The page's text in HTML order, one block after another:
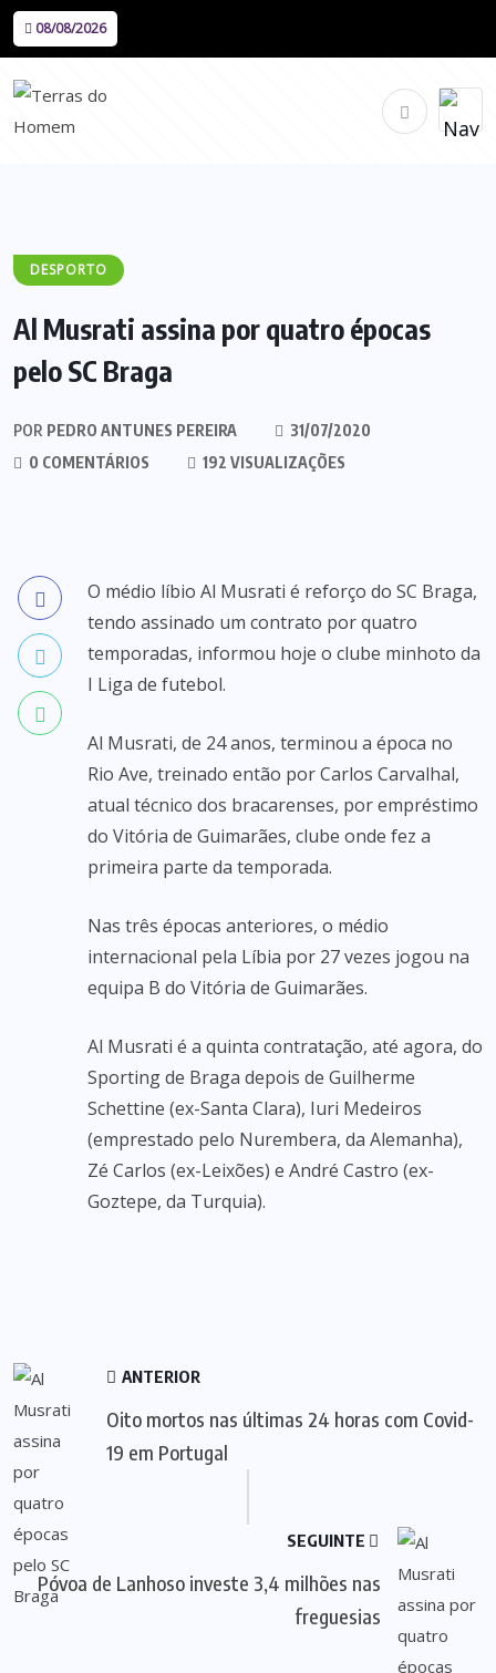
08/08/2026
DESPORTO
Al Musrati assina por quatro épocas
pelo SC Braga
POR PEDRO ANTUNES PEREIRA
31/07/2020
0 COMENTÁRIOS
192 VISUALIZAÇÕES
O médio líbio Al Musrati é reforço do SC Braga,
tendo assinado um contrato por quatro
temporadas, informou hoje o clube minhoto da
I Liga de futebol.
Al Musrati, de 24 anos, terminou a época no
Rio Ave, treinado então por Carlos Carvalhal,
atual técnico dos bracarenses, por empréstimo
do Vitória de Guimarães, clube onde fez a
primeira parte da temporada.
Nas três épocas anteriores, o médio
internacional pela Líbia por 27 vezes jogou na
equipa B do Vitória de Guimarães.
Al Musrati é a quinta contratação, até agora, do
Sporting de Braga depois de Guilherme
Schettine (ex-Santa Clara), Iuri Medeiros
(emprestado pelo Nurembera, da Alemanha),
Zé Carlos (ex-Leixões) e André Castro (ex-
Goztepe, da Turquia).
ANTERIOR
Oito mortos nas últimas 24 horas com Covid-
19 em Portugal
SEGUINTE
Póvoa de Lanhoso investe 3,4 milhões nas
freguesias